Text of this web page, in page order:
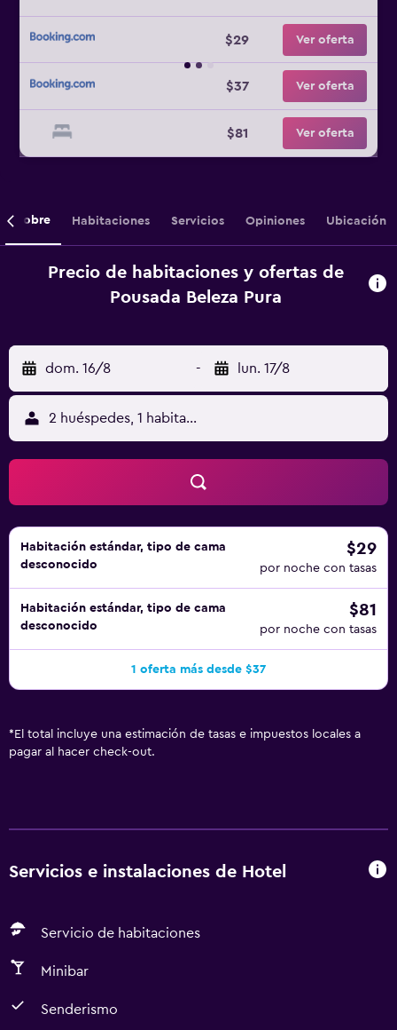
$29 Ver oferta
$37 Ver oferta
$81 Ver oferta
Sobre Habitaciones Servicios Opiniones Ubicación
Precio de habitaciones y ofertas de
Pousada Beleza Pura
dom. 16/8 - lun. 17/8
2 huéspedes, 1 habitación
Habitación estándar, tipo de cama
desconocido
$29
por noche con tasas
Habitación estándar, tipo de cama
desconocido
$81
por noche con tasas
1 oferta más desde $37
* El total incluye una estimación de tasas e impuestos locales a
pagar al hacer check-out.
Servicios e instalaciones de Hotel
Servicio de habitaciones
Minibar
Senderismo